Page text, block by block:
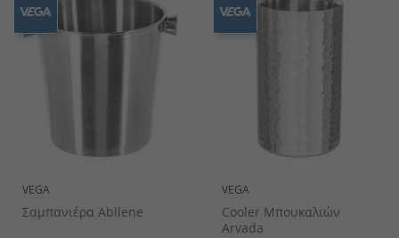
VEGA
Σαμπανιέρα Abilene
VEGA
Cooler Μπουκαλιών
Arvada